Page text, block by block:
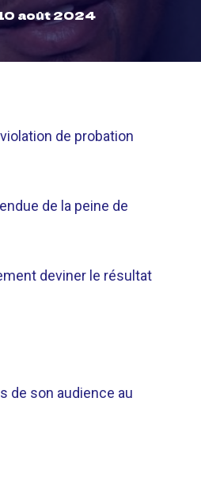
août 2024
de probation
de la peine de
deviner le résultat
de son audience au